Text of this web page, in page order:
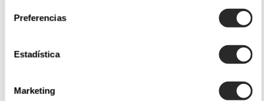
Preferencias
Estadística
Marketing